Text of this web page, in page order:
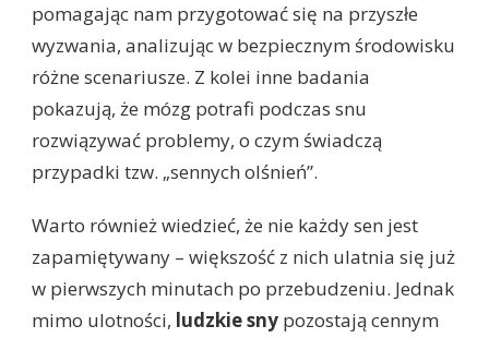
pomagając nam przygotować się na przyszłe
wyzwania, analizując w bezpiecznym środowisku
różne scenariusze. Z kolei inne badania
pokazują, że mózg potrafi podczas snu
rozwiązywać problemy, o czym świadczą
przypadki tzw. „sennych olśnień”.
Warto również wiedzieć, że nie każdy sen jest
zapamiętywany – większość z nich ulatnia się już
w pierwszych minutach po przebudzeniu. Jednak
mimo ulotności, ludzkie sny pozostają cennym